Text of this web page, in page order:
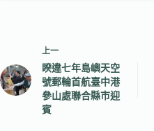
上一
睽違七年島嶼天空
號郵輪首航臺中港
參山處聯合縣市迎
賓